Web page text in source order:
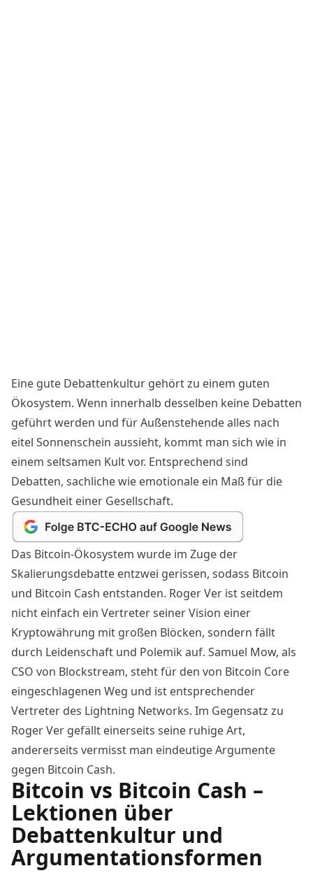
Eine gute Debattenkultur gehört zu einem guten
Ökosystem. Wenn innerhalb desselben keine Debatten
geführt werden und für Außenstehende alles nach
eitel Sonnenschein aussieht, kommt man sich wie in
einem seltsamen Kult vor. Entsprechend sind
Debatten, sachliche wie emotionale ein Maß für die
Gesundheit einer Gesellschaft.
Das Bitcoin-Ökosystem wurde im Zuge der
Skalierungsdebatte entzwei gerissen, sodass Bitcoin
und Bitcoin Cash entstanden. Roger Ver ist seitdem
nicht einfach ein Vertreter seiner Vision einer
Kryptowährung mit großen Blöcken, sondern fällt
durch Leidenschaft und Polemik auf. Samuel Mow, als
CSO von Blockstream, steht für den von Bitcoin Core
eingeschlagenen Weg und ist entsprechender
Vertreter des Lightning Networks. Im Gegensatz zu
Roger Ver gefällt einerseits seine ruhige Art,
andererseits vermisst man eindeutige Argumente
gegen Bitcoin Cash.
Bitcoin vs Bitcoin Cash –
Lektionen über
Debattenkultur und
Argumentationsformen